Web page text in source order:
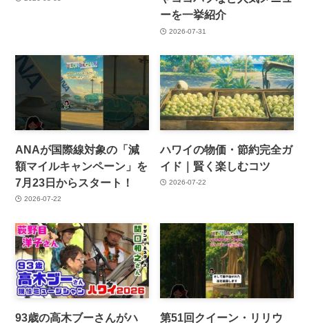
ーを一挙紹介
2026-07-31
ANAが国際線対象の「減
額マイルキャンペーン」を
7月23日からスタート！
2026-07-22
ハワイの物価・節約完全ガ
イド｜賢く楽しむコツ
2026-07-22
93歳の高木ブーさんがハ
第51回クイーン・リリウ